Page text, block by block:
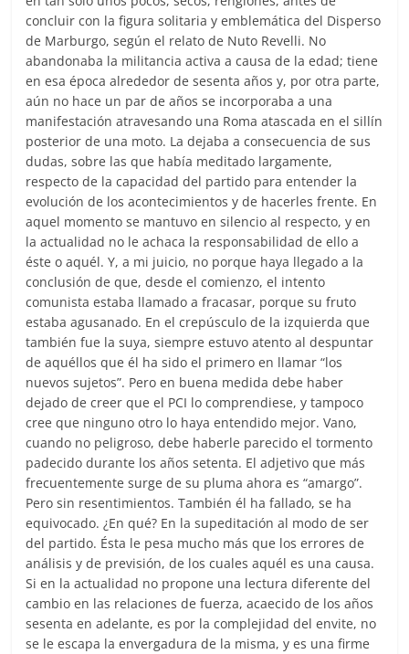
concluir con la figura solitaria y emblemática del Disperso
de Marburgo, según el relato de Nuto Revelli. No
abandonaba la militancia activa a causa de la edad; tiene
en esa época alrededor de sesenta años y, por otra parte,
aún no hace un par de años se incorporaba a una
manifestación atravesando una Roma atascada en el sillín
posterior de una moto. La dejaba a consecuencia de sus
dudas, sobre las que había meditado largamente,
respecto de la capacidad del partido para entender la
evolución de los acontecimientos y de hacerles frente. En
aquel momento se mantuvo en silencio al respecto, y en
la actualidad no le achaca la responsabilidad de ello a
éste o aquél. Y, a mi juicio, no porque haya llegado a la
conclusión de que, desde el comienzo, el intento
comunista estaba llamado a fracasar, porque su fruto
estaba agusanado. En el crepúsculo de la izquierda que
también fue la suya, siempre estuvo atento al despuntar
de aquéllos que él ha sido el primero en llamar “los
nuevos sujetos”. Pero en buena medida debe haber
dejado de creer que el PCI lo comprendiese, y tampoco
cree que ninguno otro lo haya entendido mejor. Vano,
cuando no peligroso, debe haberle parecido el tormento
padecido durante los años setenta. El adjetivo que más
frecuentemente surge de su pluma ahora es “amargo”.
Pero sin resentimientos. También él ha fallado, se ha
equivocado. ¿En qué? En la supeditación al modo de ser
del partido. Ésta le pesa mucho más que los errores de
análisis y de previsión, de los cuales aquél es una causa.
Si en la actualidad no propone una lectura diferente del
cambio en las relaciones de fuerza, acaecido de los años
sesenta en adelante, es por la complejidad del envite, no
se le escapa la envergadura de la misma, y es una firme